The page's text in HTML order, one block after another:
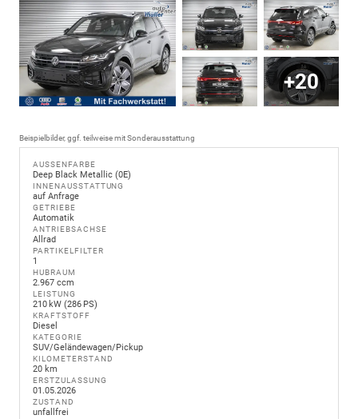
+20
Beispielbilder, ggf. teilweise mit Sonderausstattung
AUSSENFARBE
Deep Black Metallic (0E)
INNENAUSSTATTUNG
auf Anfrage
GETRIEBE
Automatik
ANTRIEBSACHSE
Allrad
PARTIKELFILTER
1
HUBRAUM
2.967 ccm
LEISTUNG
210 kW (286 PS)
KRAFTSTOFF
Diesel
KATEGORIE
SUV/Geländewagen/Pickup
KILOMETERSTAND
20 km
ERSTZULASSUNG
01.05.2026
ZUSTAND
unfallfrei